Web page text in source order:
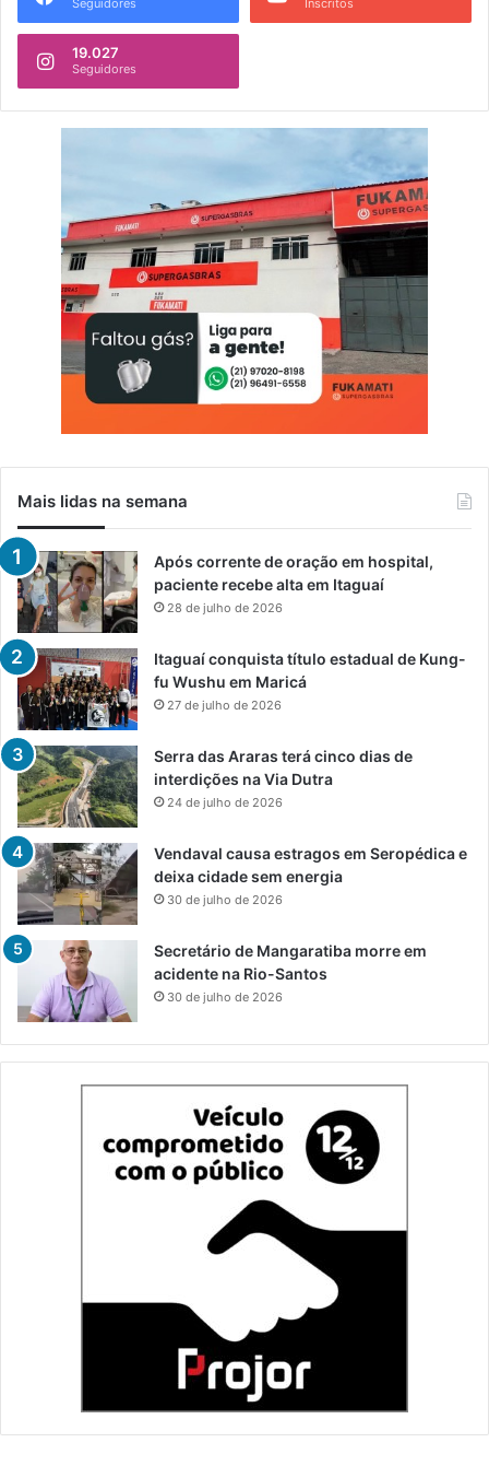
19.027
Seguidores
Mais lidas na semana
Após corrente de oração em hospital,
paciente recebe alta em Itaguaí
28 de julho de 2026
Itaguaí conquista título estadual de Kung-
fu Wushu em Maricá
27 de julho de 2026
Serra das Araras terá cinco dias de
interdições na Via Dutra
24 de julho de 2026
Vendaval causa estragos em Seropédica e
deixa cidade sem energia
30 de julho de 2026
Secretário de Mangaratiba morre em
acidente na Rio-Santos
30 de julho de 2026